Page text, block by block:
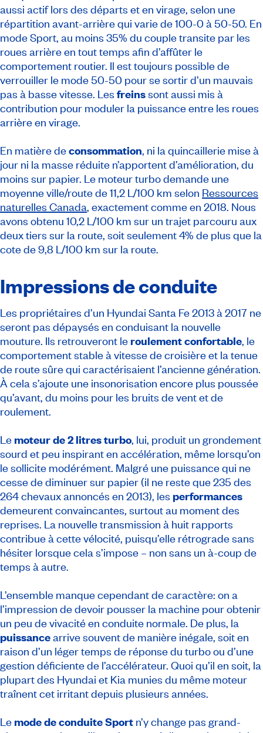
aussi actif lors des départs et en virage, selon une
répartition avant-arrière qui varie de 100-0 à 50-50. En
mode Sport, au moins 35% du couple transite par les
roues arrière en tout temps afin d’affûter le
comportement routier. Il est toujours possible de
verrouiller le mode 50-50 pour se sortir d’un mauvais
pas à basse vitesse. Les freinssont aussi mis à
contribution pour moduler la puissance entre les roues
arrière en virage.
En matière deconsommation, ni la quincaillerie mise à
jour ni la masse réduite n’apportent d’amélioration, du
moins sur papier. Le moteur turbo demande une
moyenne ville/route de 11,2 L/100 km selon Ressources
naturelles Canada, exactement comme en 2018. Nous
avons obtenu 10,2 L/100 km sur un trajet parcouru aux
deux tiers sur la route, soit seulement 4% de plus que la
cote de 9,8 L/100 km sur la route.
Impressions de conduite
Les propriétaires d’un Hyundai Santa Fe 2013 à 2017 ne
seront pas dépaysés en conduisant la nouvelle
mouture. Ils retrouveront le roulement confortable, le
comportement stable à vitesse de croisière et la tenue
de route sûre qui caractérisaient l’ancienne génération.
À cela s’ajoute une insonorisation encore plus poussée
qu’avant, du moins pour les bruits de vent et de
roulement.
Le moteur de 2 litres turbo, lui, produit un grondement
sourd et peu inspirant en accélération, même lorsqu’on
le sollicite modérément. Malgré une puissance qui ne
cesse de diminuer sur papier (il ne reste que 235 des
264 chevaux annoncés en 2013), les performances
demeurent convaincantes, surtout au moment des
reprises. La nouvelle transmission à huit rapports
contribue à cette vélocité, puisqu’elle rétrograde sans
hésiter lorsque cela s’impose – non sans un à-coup de
temps à autre.
L’ensemble manque cependant de caractère: on a
l’impression de devoir pousser la machine pour obtenir
un peu de vivacité en conduite normale. De plus, la
puissancearrive souvent de manière inégale, soit en
raison d’un léger temps de réponse du turbo ou d’une
gestion déficiente de l’accélérateur. Quoi qu’il en soit, la
plupart des Hyundai et Kia munies du même moteur
traînent cet irritant depuis plusieurs années.
Le mode de conduite Sport n’y change pas grand-